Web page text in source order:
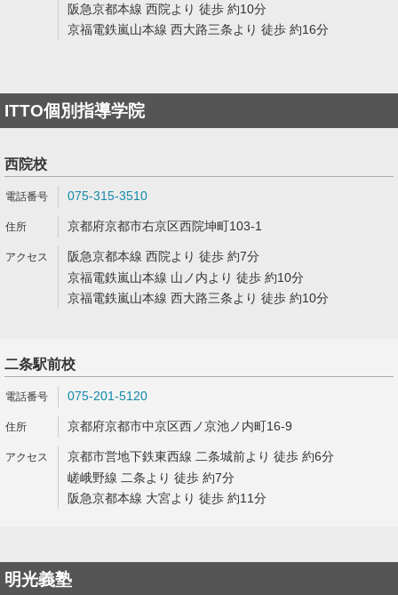
阪急京都本線 西院より 徒歩 約10分
京福電鉄嵐山本線 西大路三条より 徒歩 約16分
ITTO個別指導学院
西院校
075-315-3510
京都府京都市右京区西院坤町103-1
阪急京都本線 西院より 徒歩 約7分
京福電鉄嵐山本線 山ノ内より 徒歩 約10分
京福電鉄嵐山本線 西大路三条より 徒歩 約10分
二条駅前校
075-201-5120
京都府京都市中京区西ノ京池ノ内町16-9
京都市営地下鉄東西線 二条城前より 徒歩 約6分
嵯峨野線 二条より 徒歩 約7分
阪急京都本線 大宮より 徒歩 約11分
明光義塾